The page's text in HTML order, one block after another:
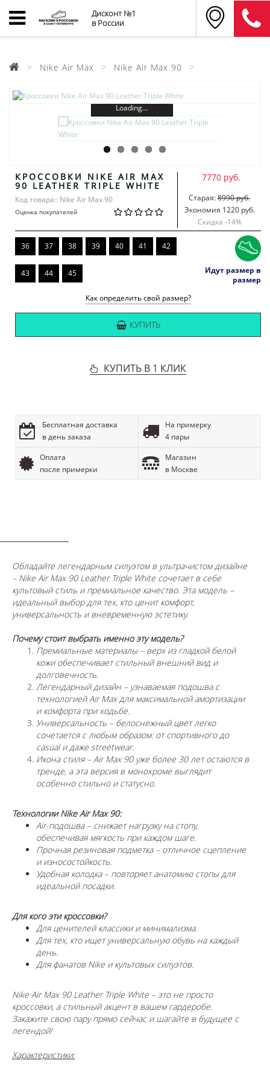
Дисконт №1
в России
Nike Air Max Nike Air Max 90
Loading...
КРОССОВКИ NIKE AIR MAX
90 LEATHER TRIPLE WHITE
Код товара:: Nike Air Max 90
Оценка покупателей
7770 руб.
Старая:8990 руб.
Экономия 1220 руб.
Скидка -14%
36 37 38 39 40 41 42
43 44 45
Идут размер в
размер
Как определить свой размер?
КУПИТЬ
КУПИТЬ В 1 КЛИК
Бесплатная доставка
в день заказа
На примерку
4 пары
Оплата
после примерки
Магазин
в Москве
Обладайте легендарным силуэтом в ультрачистом дизайне
– Nike Air Max 90 Leather Triple White сочетает в себе
культовый стиль и премиальное качество. Эта модель –
идеальный выбор для тех, кто ценит комфорт,
универсальность и вневременную эстетику.
Почему стоит выбрать именно эту модель?
Премиальные материалы – верх из гладкой белой
кожи обеспечивает стильный внешний вид и
долговечность.
Легендарный дизайн – узнаваемая подошва с
технологией Air Max для максимальной амортизации
и комфорта при ходьбе.
Универсальность – белоснежный цвет легко
сочетается с любым образом: от спортивного до
casual и даже streetwear.
Икона стиля – Air Max 90 уже более 30 лет остаются в
тренде, а эта версия в монохроме выглядит
особенно стильно и статусно.
Технологии Nike Air Max 90:
Air-подошва – снижает нагрузку на стопу,
обеспечивая мягкость при каждом шаге.
Прочная резиновая подметка – отличное сцепление
и износостойкость.
Удобная колодка – повторяет анатомию стопы для
идеальной посадки.
Для кого эти кроссовки?
Для ценителей классики и минимализма.
Для тех, кто ищет универсальную обувь на каждый
день.
Для фанатов Nike и культовых силуэтов.
Nike Air Max 90 Leather Triple White – это не просто
кроссовки, а стильный акцент в вашем гардеробе.
Закажите свою пару прямо сейчас и шагайте в будущее с
легендой!
Характеристики: